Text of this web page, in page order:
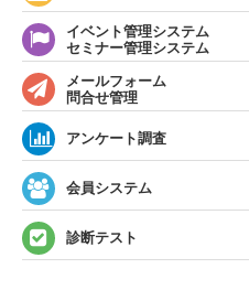
イベント管理システム
セミナー管理システム
メールフォーム
問合せ管理
アンケート調査
会員システム
診断テスト